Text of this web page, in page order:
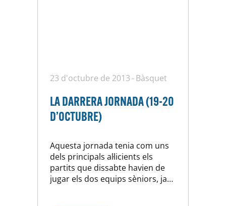
23 d'octubre de 2013 Bàsquet
LA DARRERA JORNADA (19-20
D’OCTUBRE)
Aquesta jornada tenia com uns
dels principals al·licients els
partits que dissabte havien de
jugar els dos equips sèniors, ja